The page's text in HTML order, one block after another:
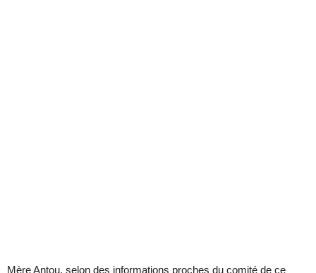
Mère Antou, selon des informations proches du comité de ce